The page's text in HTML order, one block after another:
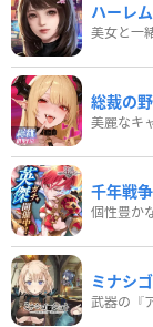
ハーレ
美女と一
総裁の
美麗なキ
千年戦
個性豊か
ミナシ